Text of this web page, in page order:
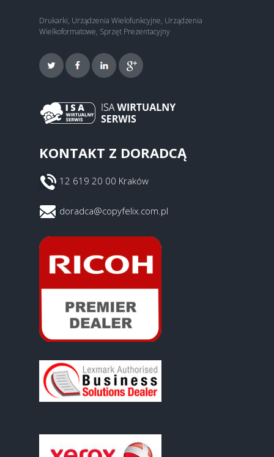
Drukarki, Urządzenia Wielofunkcyjne, Urządzenia
Wielkoformatowe, Sprzęt Prezentacyjny
KONTAKT Z DORADCĄ
12 619 20 00 Kraków
doradca@copyfelix.com.pl